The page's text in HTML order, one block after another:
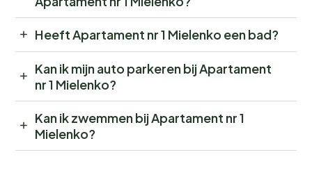
Heeft Apartament nr 1 Mielenko een bad?
Kan ik mijn auto parkeren bij Apartament
nr 1 Mielenko?
Kan ik zwemmen bij Apartament nr 1
Mielenko?